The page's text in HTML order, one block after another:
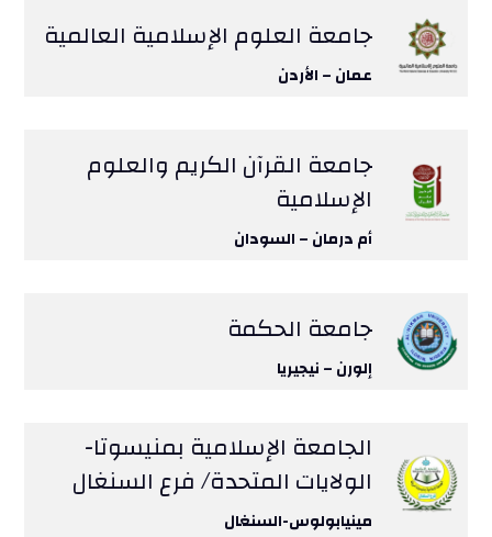
جامعة العلوم الإسلامية العالمية
عمان – الأردن
جامعة القرآن الكريم والعلوم
الإسلامية
أم درمان – السودان
جامعة الحكمة
إلورن – نيجيريا
الجامعة الإسلامية بمنيسوتا-
الولايات المتحدة/ فرع السنغال
مينيابولوس-السنغال